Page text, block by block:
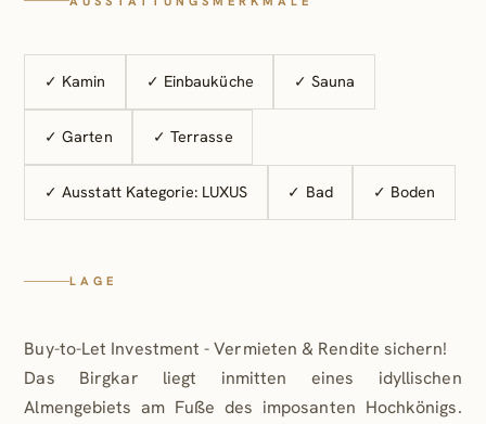
Bergwelt.
Für zusätzlichen Komfort sorgt der exklusive
Frühstücks- und Abendessensservice, der auf Wunsch
direkt in die Lodge geliefert wird. So muss sich
niemand um etwas kümmern – der Full-Service
ermöglicht es, den Aufenthalt in vollen Zügen zu
genießen. Vom morgendlichen Frühstück bis zum
abendlichen Menü wird alles nach den persönlichen
Ambiente der Lodge gebracht, sodass man sich ganz
Auch Nachhaltigkeit wird im Birgkar großgeschrieben:
200 m² Photovoltaik, Ringkollektoren für Solar- und
Erdwärme sowie E-Ladestationen für
✓ Kamin ✓ Einbauküche ✓ Sauna
✓ Garten ✓ Terrasse
✓ Ausstatt Kategorie: LUXUS ✓ Bad ✓ Boden
LAGE
Buy-to-Let Investment - Vermieten & Rendite sichern!
Das Birgkar liegt inmitten eines idyllischen
Almengebiets am Fuße des imposanten Hochkönigs.